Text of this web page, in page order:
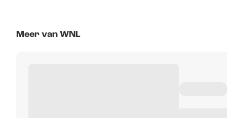
Meer van WNL